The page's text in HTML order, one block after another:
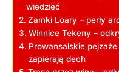
wiedzieć
Zamki Loary – perły
Winnice Tekeny –
Prowansalskie
zapierają dech